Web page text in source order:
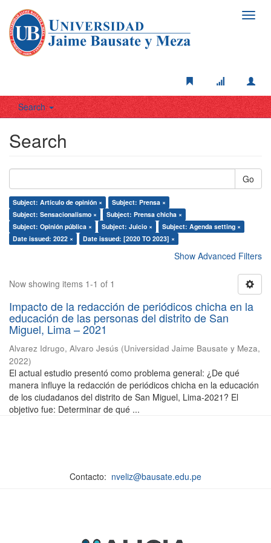
Search
Search
Go
Subject: Artículo de opinión ×
Subject: Prensa ×
Subject: Sensacionalismo ×
Subject: Prensa chicha ×
Subject: Opinión pública ×
Subject: Juicio ×
Subject: Agenda setting ×
Date issued: 2022 ×
Date issued: [2020 TO 2023] ×
Show Advanced Filters
Now showing items 1-1 of 1
Impacto de la redacción de periódicos chicha en la
educación de las personas del distrito de San
Miguel, Lima – 2021
Alvarez Idrugo, Alvaro Jesús (Universidad Jaime Bausate y Meza,
2022)
El actual estudio presentó como problema general: ¿De qué
manera influye la redacción de periódicos chicha en la educación
de los ciudadanos del distrito de San Miguel, Lima-2021? El
objetivo fue: Determinar de qué ...
Contacto: nveliz@bausate.edu.pe